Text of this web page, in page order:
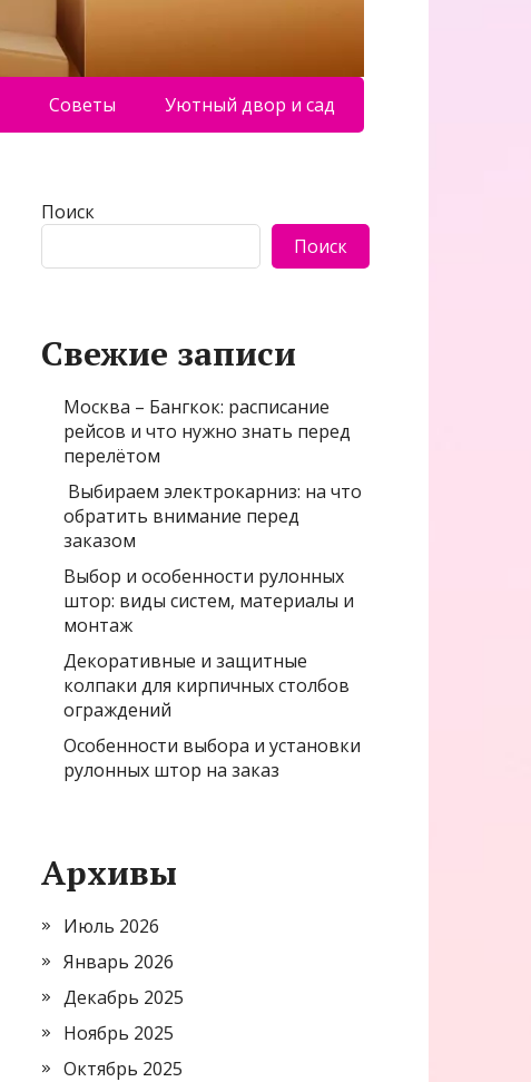
Советы Уютный двор и сад
Поиск
Поиск
Свежие записи
Москва – Бангкок: расписание
рейсов и что нужно знать перед
перелётом
Выбираем электрокарниз: на что
обратить внимание перед
заказом
Выбор и особенности рулонных
штор: виды систем, материалы и
монтаж
Декоративные и защитные
колпаки для кирпичных столбов
ограждений
Особенности выбора и установки
рулонных штор на заказ
Архивы
Июль 2026
Январь 2026
Декабрь 2025
Ноябрь 2025
Октябрь 2025